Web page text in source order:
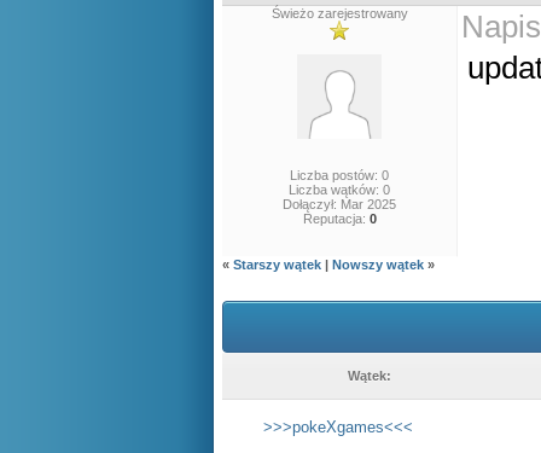
Świeżo zarejestrowany
Liczba postów: 0
Liczba wątków: 0
Dołączył: Mar 2025
Reputacja: 0
« Starszy wątek | Nowszy wątek »
Wątek:
>>>pokeXgames<<<